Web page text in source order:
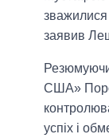
зважилися
заявив
США»
успіх і